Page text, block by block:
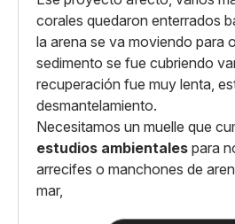
corales quedaron enterrados
la arena se va moviendo para
sedimento se fue cubriendo
recuperación fue muy lenta,
desmantelamiento.
Necesitamos un muelle que
estudios ambientales para
arrecifes o manchones de
mar,